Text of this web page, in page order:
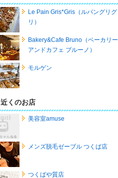
Le Pain Gris*Gris（ルパングリグ
リ）
Bakery&Cafe Bruno（ベーカリー
アンドカフェ ブルーノ）
モルゲン
近くのお店
美容室amuse
メンズ脱毛ゼーブル つくば店
つくばや質店